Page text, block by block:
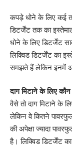
कपड़े धोने के ल‍िए कई
डिटर्जेंट तक का
धोने के लिए डिटर्जेंट
लिक्विड डिटर्जेंट का
समझते हैं लेकिन इनमें
दाग मिटाने के लिए
वैसे तो दाग मिटाने के
लेकिन वे कितने पावरफुल
की अपेक्षा ज्यादा
है। लिक्विड डिटर्जेंट